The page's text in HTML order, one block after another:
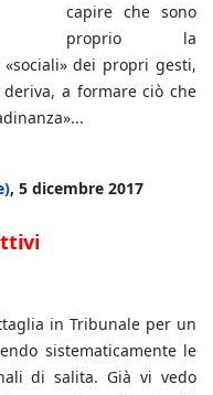
capire che sono
proprio la
«sociali» dei propri gesti,
a formare ciò che
, 5 dicembre 2017
in Tribunale per un
sistematicamente le
di salita. Già vi vedo